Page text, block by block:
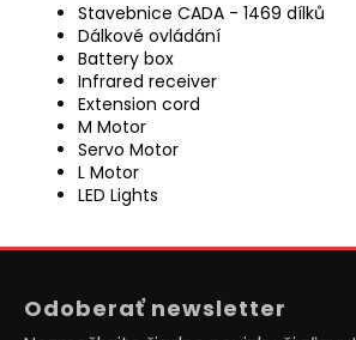
Stavebnice CADA - 1469 dílků
Dálkové ovládání
Battery box
Infrared receiver
Extension cord
M Motor
Servo Motor
L Motor
LED Lights
Odoberať newsletter